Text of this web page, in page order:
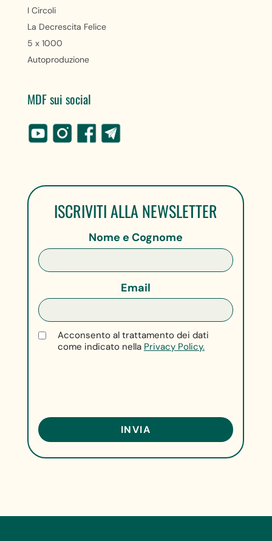
I Circoli
La Decrescita Felice
5 x 1000
Autoproduzione
MDF sui social
ISCRIVITI ALLA NEWSLETTER
Nome e Cognome
Email
Acconsento al trattamento dei dati
come indicato nella Privacy Policy.